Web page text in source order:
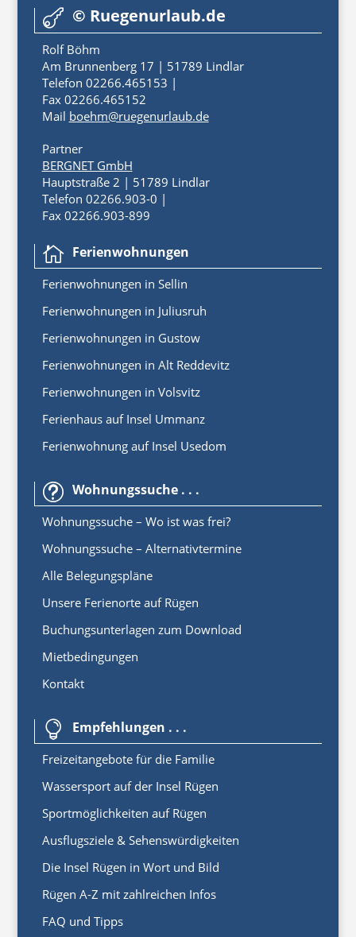
 © Ruegenurlaub.de
Rolf Böhm
Am Brunnenberg 17 | 51789 Lindlar
Telefon 02266.465153 |
Fax 02266.465152
Mail boehm@ruegenurlaub.de
Partner
BERGNET GmbH
Hauptstraße 2 | 51789 Lindlar
Telefon 02266.903-0 |
Fax 02266.903-899
 Ferienwohnungen
Ferienwohnungen in Sellin
Ferienwohnungen in Juliusruh
Ferienwohnungen in Gustow
Ferienwohnungen in Alt Reddevitz
Ferienwohnungen in Volsvitz
Ferienhaus auf Insel Ummanz
Ferienwohnung auf Insel Usedom
t Wohnungssuche . . .
Wohnungssuche – Wo ist was frei?
Wohnungssuche – Alternativtermine
Alle Belegungspläne
Unsere Ferienorte auf Rügen
Buchungsunterlagen zum Download
Mietbedingungen
Kontakt
 Empfehlungen . . .
Freizeitangebote für die Familie
Wassersport auf der Insel Rügen
Sportmöglichkeiten auf Rügen
Ausflugsziele & Sehenswürdigkeiten
Die Insel Rügen in Wort und Bild
Rügen A-Z mit zahlreichen Infos
FAQ und Tipps